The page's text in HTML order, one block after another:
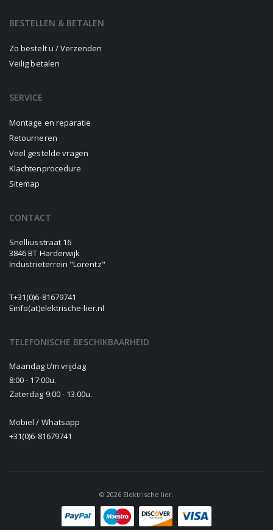
BESTELLEN & BETALEN
Zo bestelt u / Verzenden
Veilig betalen
SERVICE
Montage en reparatie
Retourneren
Veel gestelde vragen
Klachtenprocedure
Sitemap
CONTACT
Snelliusstraat 16
3846 BT Harderwijk
Industrieterrein "Lorentz"
T+31(0)6-81679741
Einfo(at)elektrische-lier.nl
TELEFONISCHE BESCHIKBAARHEID
Maandag t/m vrijdag
8:00 - 17:00u.
Zaterdag 9:00 - 13.00u.
Mobiel / Whatsapp
+31(0)6-81679741
© 2026 Elektrische lier.